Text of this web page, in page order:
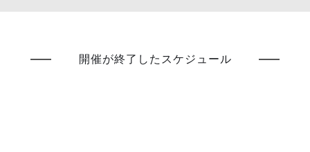
開催が終了したスケジュール